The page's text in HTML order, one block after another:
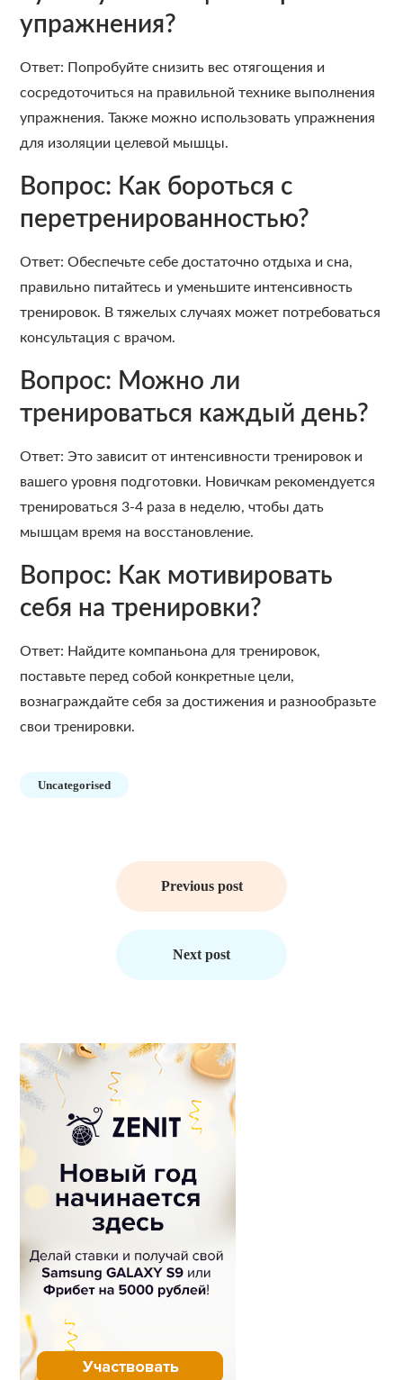
упражнения?
Ответ: Попробуйте снизить вес отягощения и
сосредоточиться на правильной технике выполнения
упражнения. Также можно использовать упражнения
для изоляции целевой мышцы.
Вопрос: Как бороться с
перетренированностью?
Ответ: Обеспечьте себе достаточно отдыха и сна,
правильно питайтесь и уменьшите интенсивность
тренировок. В тяжелых случаях может потребоваться
консультация с врачом.
Вопрос: Можно ли
тренироваться каждый день?
Ответ: Это зависит от интенсивности тренировок и
вашего уровня подготовки. Новичкам рекомендуется
тренироваться 3-4 раза в неделю, чтобы дать
мышцам время на восстановление.
Вопрос: Как мотивировать
себя на тренировки?
Ответ: Найдите компаньона для тренировок,
поставьте перед собой конкретные цели,
вознаграждайте себя за достижения и разнообразьте
свои тренировки.
Uncategorised
Previous post
Next post